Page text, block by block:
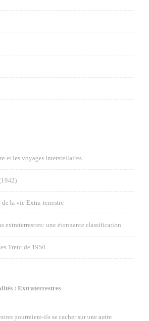
et les voyages interstellaires
la vie Extra-terrestre
extraterrestres: une étonnante classification
Trent de 1950
: Extraterrestres
pourraient-ils se cacher sur une autre